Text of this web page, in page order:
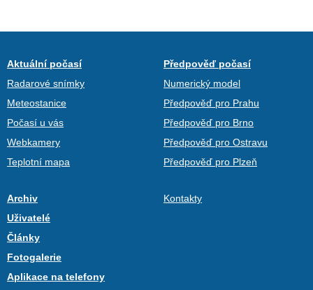
Aktuální počasí
Radarové snímky
Meteostanice
Počasí u vás
Webkamery
Teplotní mapa
Předpověď počasí
Numerický model
Předpověď pro Prahu
Předpověď pro Brno
Předpověď pro Ostravu
Předpověď pro Plzeň
Archiv
Uživatelé
Články
Fotogalerie
Aplikace na telefony
Kontakty